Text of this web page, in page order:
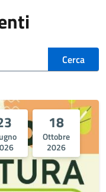
Cerca
18
Ottobre
2026